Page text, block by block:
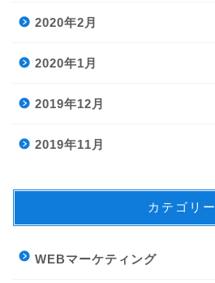
2020年2月
2020年1月
2019年12月
2019年11月
カテゴリー
WEBマーケティング